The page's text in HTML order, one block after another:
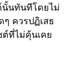
นั้นทันทีโดยไม่
ควรปฏิเสธ
ที่ไม่คุ้นเคย